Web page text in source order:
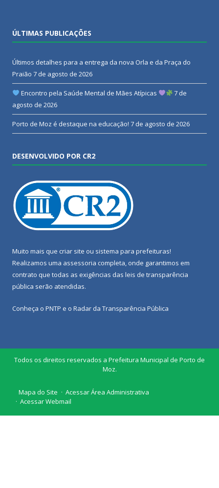
ÚLTIMAS PUBLICAÇÕES
Últimos detalhes para a entrega da nova Orla e da Praça do
Praião 7 de agosto de 2026
Encontro pela Saúde Mental de Mães Atípicas
7 de
agosto de 2026
Porto de Moz é destaque na educação! 7 de agosto de 2026
DESENVOLVIDO POR CR2
Muito mais que criar site ou sistema para prefeituras!
Realizamos uma assessoria completa, onde garantimos em
contrato que todas as exigências das leis de transparência
pública serão atendidas.
Conheça o PNTP e o Radar da Transparência Pública
Todos os direitos reservados a Prefeitura Municipal de Porto de
Moz.
Mapa do Site
Acessar Área Administrativa
Acessar Webmail